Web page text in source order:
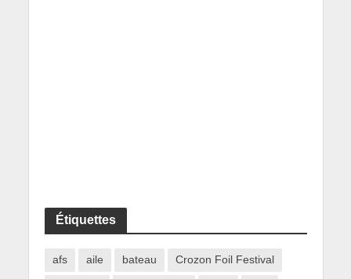
Étiquettes
afs aile bateau Crozon Foil Festival